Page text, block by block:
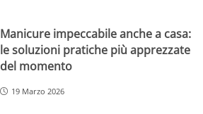
Manicure impeccabile anche a casa:
le soluzioni pratiche più apprezzate
del momento
19 Marzo 2026